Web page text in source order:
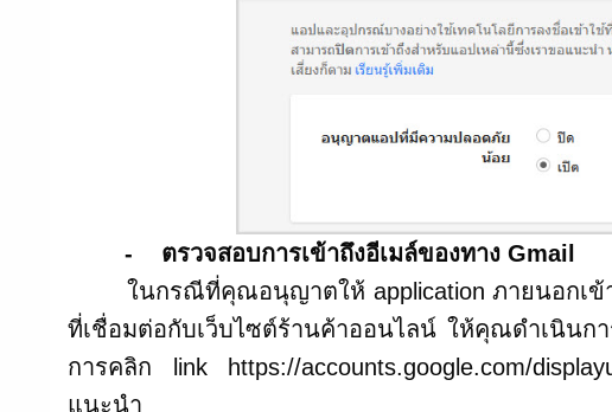
- ตรวจสอบการเข้าถึงอีเมล์ของทาง Gmail
ในกรณีที่คุณอนุญาตให้ application ภายนอกเข้าถึ
ที่เชื่อมต่อกับเว็บไซต์ร้านค้าออนไลน์ ให้คุณดำเนินก
การคลิก link https://accounts.google.com/
แนะนำ